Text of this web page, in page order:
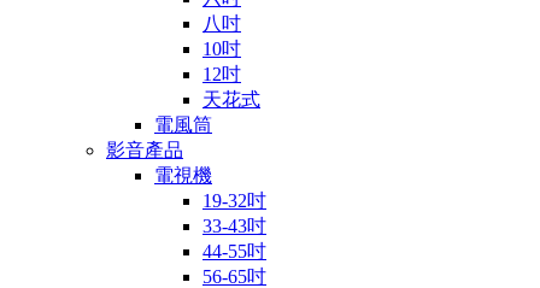
八吋
10吋
12吋
天花式
電風筒
影音產品
電視機
19-32吋
33-43吋
44-55吋
56-65吋